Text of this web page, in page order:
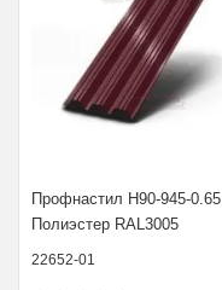
Профнастил Н90-945-0.65
Полиэстер RAL3005
22652-01